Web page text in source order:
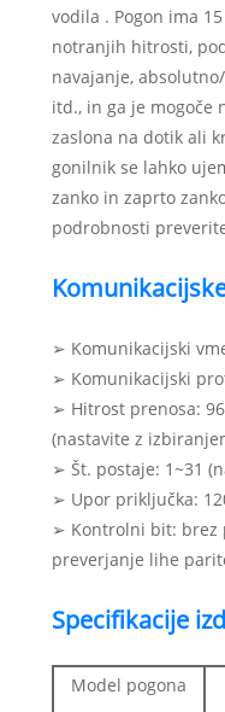
vodila . Pogon ima
notranjih hitrosti,
navajanje,
itd., in ga je mogoče
zaslona na dotik ali
gonilnik se lahko
zanko in zaprto
podrobnosti
➢ Komunikacijski
➢ Komunikacijski
➢ Hitrost prenosa:
(nastavite z
➢ Št. postaje: 1~31
➢ Upor priključka:
➢ Kontrolni bit: brez
preverjanje lihe
Specifikacije
Model pogona